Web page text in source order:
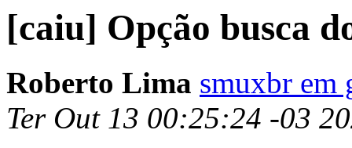
[caiu] Opção busca
Roberto Lima smuxbr em
Ter Out 13 00:25:24 -03